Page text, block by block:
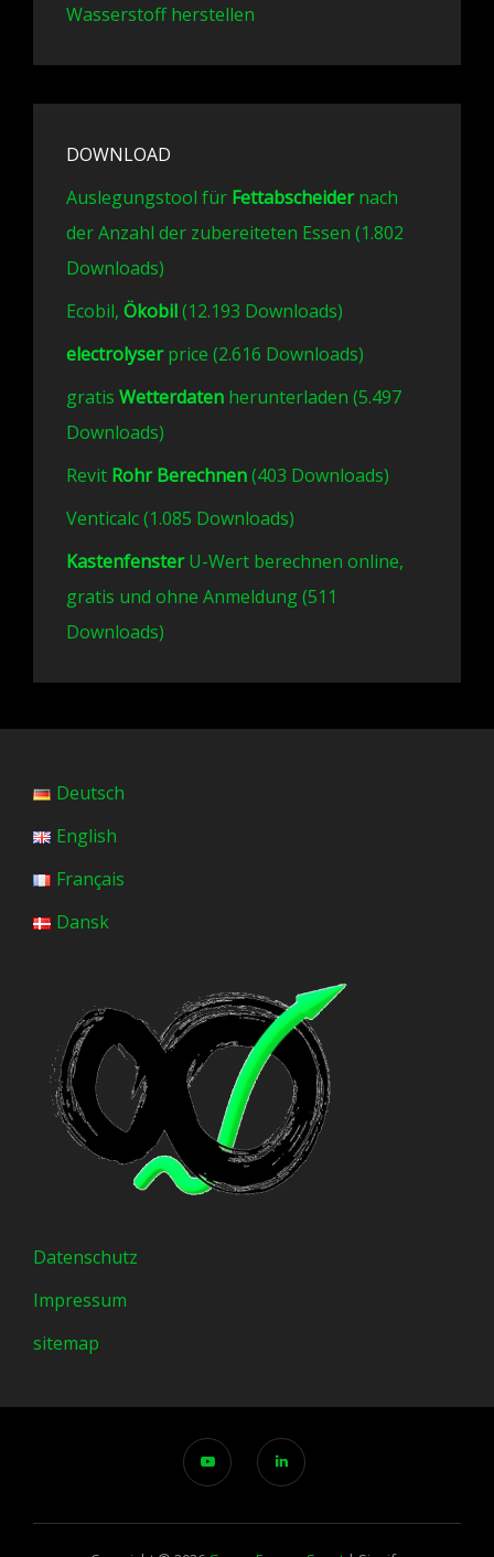
Wasserstoff herstellen
DOWNLOAD
Auslegungstool für Fettabscheidernach
der Anzahl der zubereiteten Essen (1.802
Downloads)
Ecobil, Ökobil(12.193 Downloads)
electrolyserprice (2.616 Downloads)
gratis Wetterdaten herunterladen (5.497
Downloads)
Revit Rohr Berechnen(403 Downloads)
Venticalc (1.085 Downloads)
KastenfensterU-Wert berechnen online,
gratis und ohne Anmeldung (511
Downloads)
Deutsch
English
Français
Dansk
Datenschutz
Impressum
sitemap